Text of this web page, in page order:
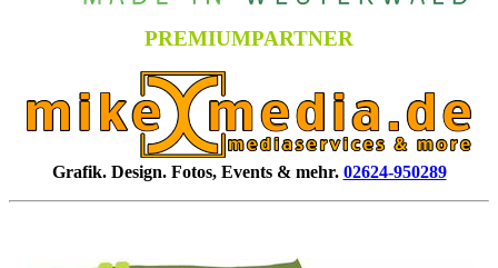
PREMIUMPARTNER
Grafik. Design. Fotos, Events & mehr. 02624-950289